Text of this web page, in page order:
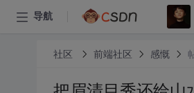
导航
社区 前端社区 感慨